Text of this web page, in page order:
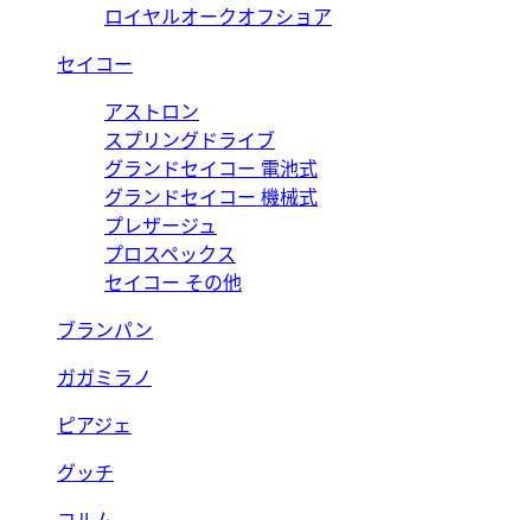
ロイヤルオークオフショア
セイコー
アストロン
スプリングドライブ
グランドセイコー 電池式
グランドセイコー 機械式
プレザージュ
プロスペックス
セイコー その他
ブランパン
ガガミラノ
ピアジェ
グッチ